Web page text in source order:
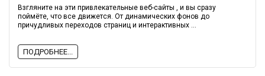
Взгляните на эти привлекательные веб-сайты , и вы сразу
поймёте, что все движется. От динамических фонов до
причудливых переходов страниц и интерактивных ...
ПОДРОБНЕЕ...